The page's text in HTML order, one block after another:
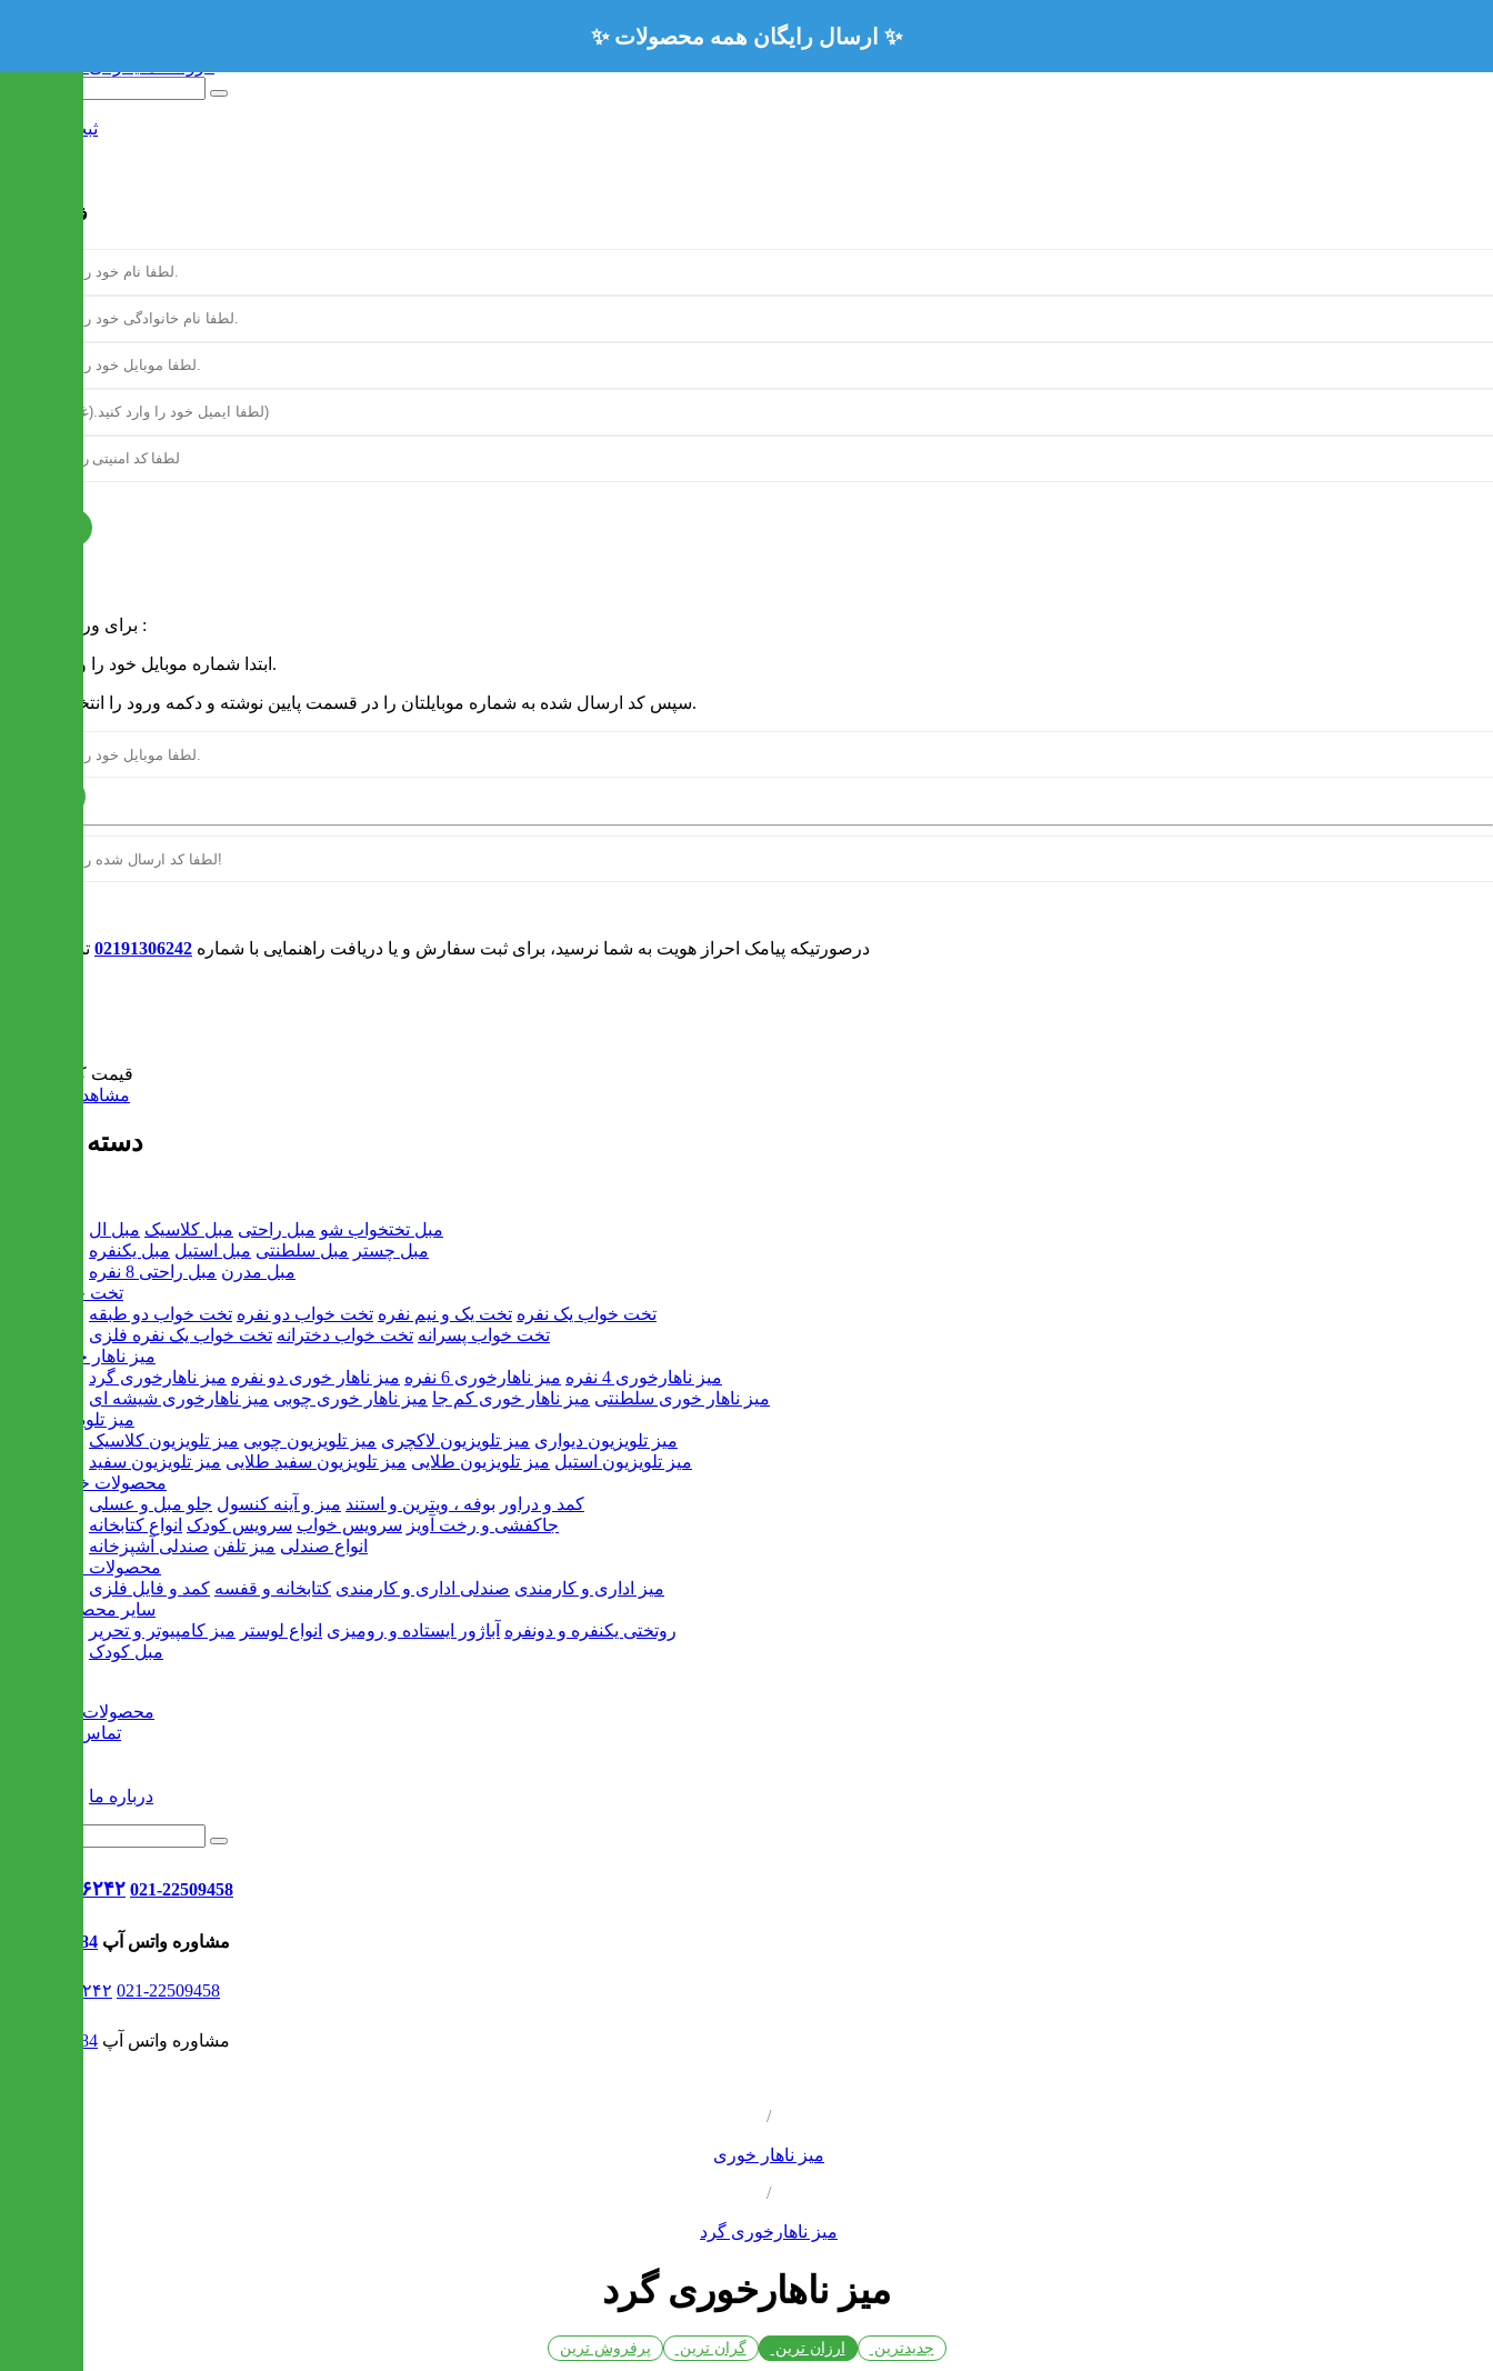
✨ ارسال رایگان همه محصولات ✨
ثبت نام
فرم ثبت نام
برای ورود به سایت :
1 - ابتدا شماره موبایل خود را وارد کنید.
2 - سپس کد ارسال شده به شماره موبایلتان را در قسمت پایین نوشته و دکمه ورود را انتخاب کنید.
درصورتیکه پیامک احراز هویت به شما نرسید، برای ثبت سفارش و یا دریافت راهنمایی با شماره 02191306242 تماس بگیرید
قیمت کل:
مشاهده سبد خرید
دسته بندی ها
مبل تختخواب شو مبل راحتی مبل کلاسیک مبل ال
مبل چستر مبل سلطنتی مبل استیل مبل یکنفره
مبل مدرن مبل راحتی 8 نفره
تخت خواب
تخت خواب یک نفره تخت یک و نیم نفره تخت خواب دو نفره تخت خواب دو طبقه
تخت خواب پسرانه تخت خواب دخترانه تخت خواب یک نفره فلزی
میز ناهار خوری
میز ناهارخوری 4 نفره
میز ناهارخوری 6 نفره میز ناهار خوری دو نفره میز ناهارخوری گرد
میز ناهار خوری سلطنتی میز ناهار خوری کم جا میز ناهار خوری چوبی میز ناهارخوری شیشه ای
میز تلویزیون
میز تلویزیون دیواری میز تلویزیون لاکچری میز تلویزیون چوبی میز تلویزیون کلاسیک
میز تلویزیون استیل میز تلویزیون طلایی میز تلویزیون سفید طلایی میز تلویزیون سفید
محصولات خانگی
کمد و دراور بوفه ، ویترین و استند میز و آینه کنسول جلو مبل و عسلی
جاکفشی و رخت آویز سرویس خواب سرویس کودک انواع کتابخانه
انواع صندلی میز تلفن صندلی آشپزخانه
محصولات اداری
میز اداری و کارمندی صندلی اداری و کارمندی کتابخانه و قفسه کمد و فایل فلزی
سایر محصولات
روتختی یکنفره و دونفره آباژور ایستاده و رومیزی انواع لوستر میز کامپیوتر و تحریر
مبل کودک
محصولات جدید
تماس با ما
درباره ما
021-۹۱۳۰۶۲۴۲ 021-22509458
09302308484 مشاوره واتس آپ
021-۹۱۳۰۶۲۴۲ 021-22509458
09302308484 مشاوره واتس آپ
/
میز ناهار خوری
/
میز ناهارخوری گرد
میز ناهارخوری گرد
جدیدترین ارزان ترین گران ترین پرفروش ترین